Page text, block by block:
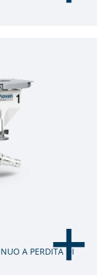
A PERDITA DI